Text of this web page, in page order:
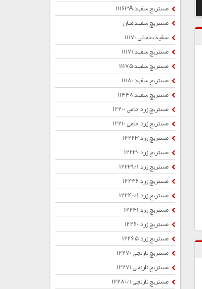
مستربچ سفید 11163A
مستربچ سفید متان
سفید یخچالی 11170
مستربچ سفید 11171
مستربچ سفید 11175
مستربچ سفید 11180
مستربچ سفید 11448
مستربچ زرد جامی 12200
مستربچ زرد جامی 12210
مستربچ زرد 12223
مستربچ زرد 12230
مستربچ زرد 12231/1
مستربچ زرد 12236
مستربچ زرد 12240/1
مستربچ زرد 12241
مستربچ زرد 12260
مستربچ زرد 12265
مستربچ نارنجی 12270
مستربچ نارنجی 12271
مستربچ نارنجی 12280/1